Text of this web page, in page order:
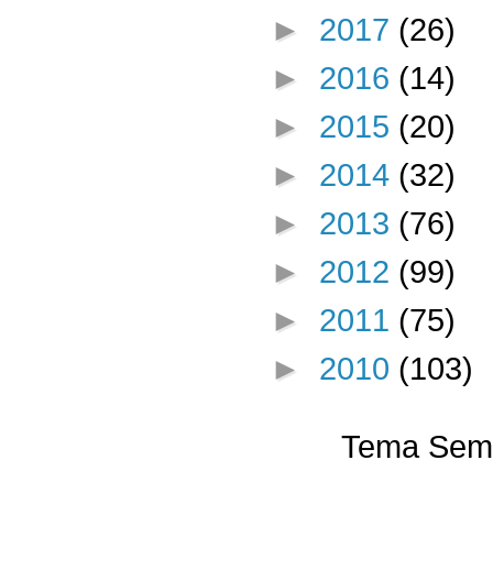
► 2017 (26)
► 2016 (14)
► 2015 (20)
► 2014 (32)
► 2013 (76)
► 2012 (99)
► 2011 (75)
► 2010 (103)
Tema